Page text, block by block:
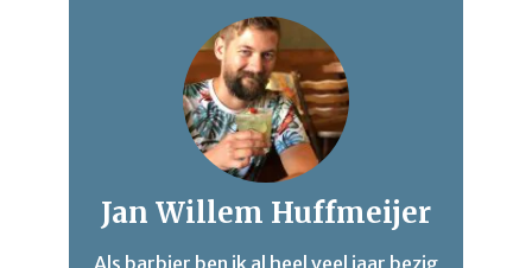
Jan Willem Huffmeijer
Als barbier ben ik al heel veel jaar bezig